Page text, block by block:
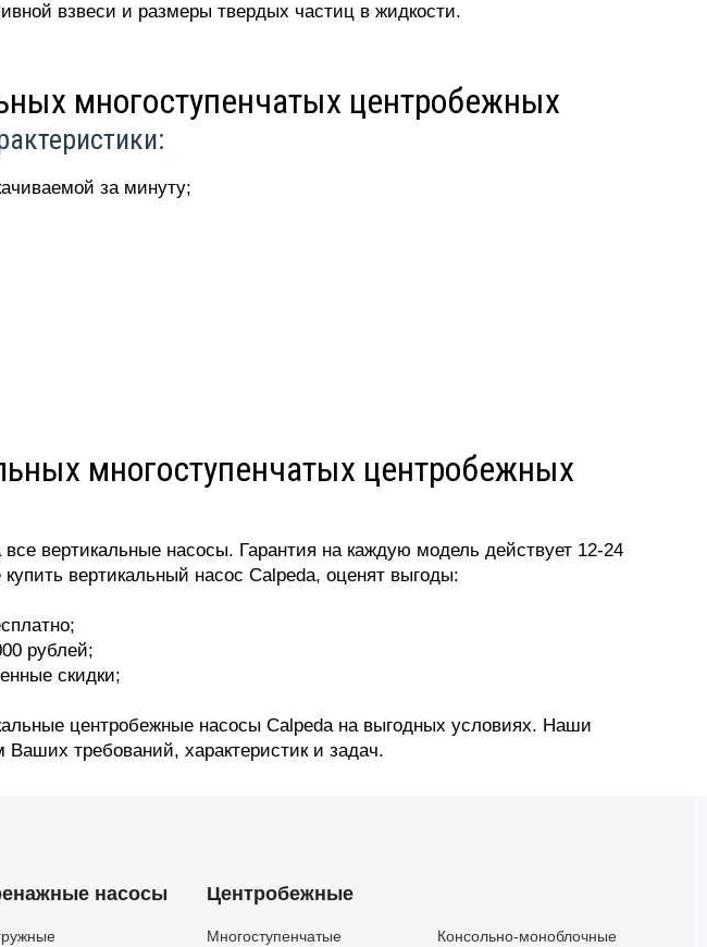
взвеси и размеры твердых частиц в жидкости.
многоступенчатых центробежных
за минуту;
многоступенчатых центробежных
вертикальные насосы. Гарантия на каждую модель действует 12-24
вертикальный насос Calpeda, оценят выгоды:
рублей;
скидки;
центробежные насосы Calpeda на выгодных условиях. Наши
Ваших требований, характеристик и задач.
насосы Центробежные
Многоступенчатые
Консольно-моноблочные